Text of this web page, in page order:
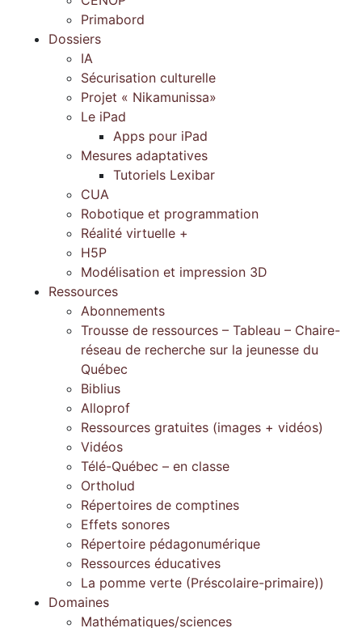
Primabord
Dossiers
IA
Sécurisation culturelle
Projet « Nikamunissa»
Le iPad
Apps pour iPad
Mesures adaptatives
Tutoriels Lexibar
CUA
Robotique et programmation
Réalité virtuelle +
H5P
Modélisation et impression 3D
Ressources
Abonnements
Trousse de ressources – Tableau – Chaire-
réseau de recherche sur la jeunesse du
Québec
Biblius
Alloprof
Ressources gratuites (images + vidéos)
Vidéos
Télé-Québec – en classe
Ortholud
Répertoires de comptines
Effets sonores
Répertoire pédagonumérique
Ressources éducatives
La pomme verte (Préscolaire-primaire))
Domaines
Mathématiques/sciences